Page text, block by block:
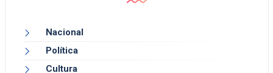
Nacional
Política
Cultura